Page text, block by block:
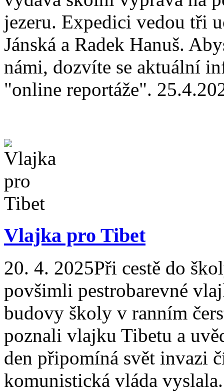
jezeru. Expedici vedou tři
Jánská a Radek Hanuš.
námi, dozvíte se aktuální
"online reportáže".
Vlajka pro Tibet
20. 4. 2025Při cestě do
povšimli pestrobarevné
budovy školy v ranním
poznali vlajku Tibetu a
den připomíná svět invazi
komunistická vláda